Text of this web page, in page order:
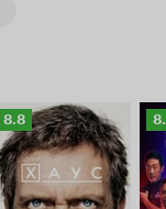
Рейтинг
Кинопоиска
8.8
8.8